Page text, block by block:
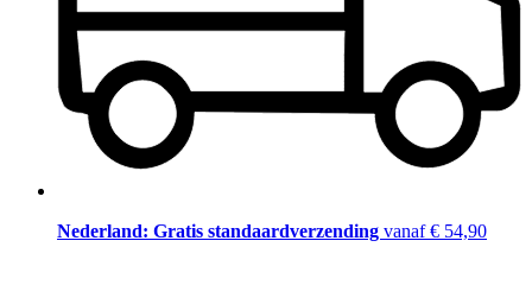
Nederland: Gratis standaardverzending vanaf € 54,90